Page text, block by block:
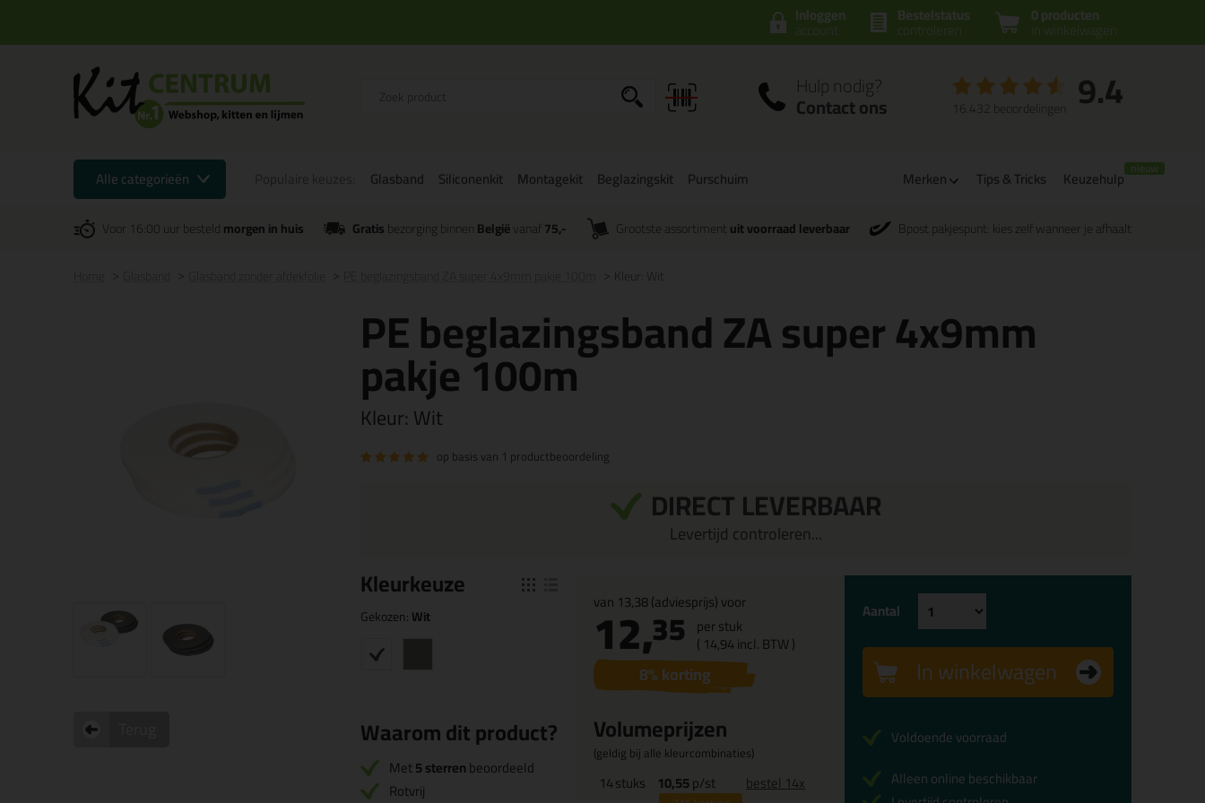
0 producten
in winkelwagen
Bestelstatus
controleren
Inloggen
account
Hulp nodig?
Contact ons 9.4
16.432 beoordelingen
Alle categorieën Glasband Siliconenkit Montagekit Beglazingskit Purschuim Merken Tips & Tricks Keuzehulp
Voor 16:00 uur besteldmorgen in huis Gratisbezorging binnenBelgiëvanaf 75,- Grootste assortiment uit voorraad leverbaar Bpost pakjespunt: kies zelf wanneer je afhaalt
Kleur: Wit
PE beglazingsband ZA super 4x9mm
pakje 100m
Kleur:Wit
op basis van 1 productbeoordeling
DIRECT LEVERBAAR
Levertijd controleren...
Kleurkeuze
Gekozen:Wit
Waarom dit product?
Met5 sterrenbeoordeeld
Rotvrij
van 13,38(adviesprijs) voor
12,35 per stuk
( 14,94incl. BTW )
8% korting
Volumeprijzen
(geldig bij alle kleurcombinaties)
14stuks 10,55p/st bestel 14x
Aantal
In winkelwagen
Voldoende voorraad
Alleen online beschikbaar